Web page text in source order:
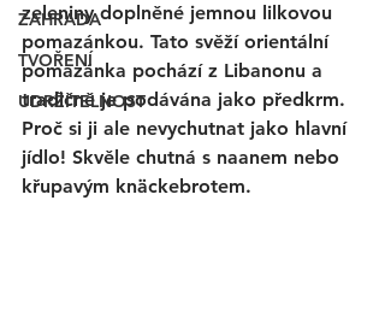
ZAHRADA
TVOŘENÍ
UDRŽITELNOST
zeleniny doplněné jemnou lilkovou
pomazánkou. Tato svěží orientální
pomazánka pochází z Libanonu a
tradičně je podávána jako předkrm.
Proč si ji ale nevychutnat jako hlavní
jídlo! Skvěle chutná s naanem nebo
křupavým knäckebrotem.